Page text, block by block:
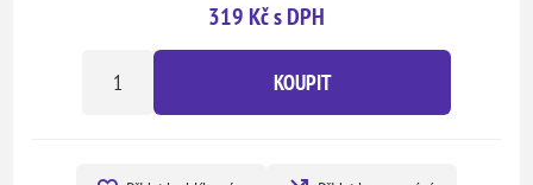
319 Kč s DPH
KOUPIT